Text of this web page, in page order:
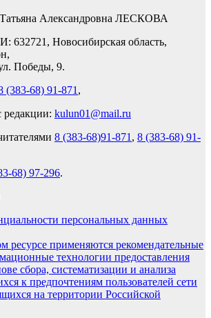
Александровна ЛЕСКОВА
Новосибирская область,
Победы, 9.
(383-68) 91-871 ,
редакции: kulun01@mail.ru
8 (383-68)91-871 , 8 (383-68) 91-
68) 97-296.
персональных данных
ресурсе применяются рекомендательные
технологии предоставления
сбора, систематизации и анализа
к предпочтениям пользователей сети
на территории Российской